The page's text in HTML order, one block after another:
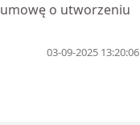
o utworzeniu
03-09-2025 13:20:06